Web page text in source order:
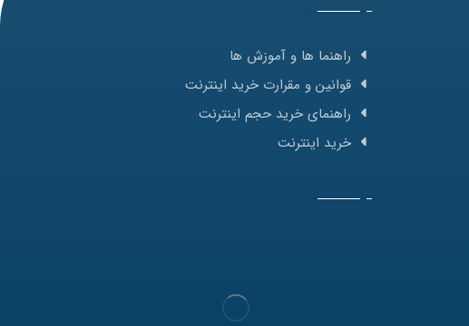
راهنما ها و آموزش ها
قوانین و مقرارت خرید اینترنت
راهنمای خرید حجم اینترنت
خرید اینترنت